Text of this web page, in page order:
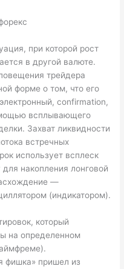
при которой рост
в другой валюте.
трейдера
форме о том, что его
confirmation,
всплывающего
Захват ликвидности
встречных
использует всплеск
накопления лонговой
—
(индикатором).
который
на определенном
фишка» пришел из